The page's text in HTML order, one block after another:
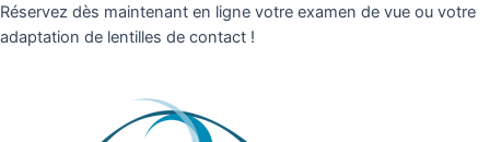
Réservez dès maintenant en ligne votre examen de vue ou votre
adaptation de lentilles de contact !